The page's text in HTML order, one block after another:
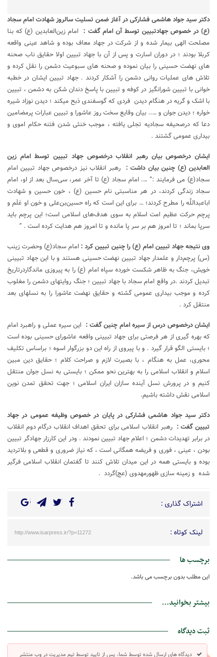
دکتر سید جواد هاشمی فشارکی در آغاز ضمن تسلیت سالروز شهادت امام سجاد
(ع) در خصوص جهادتبیین توسط آن امام گفت : امام زین‌العابدین (ع) که بنا
مصلحت الهی بیمار شده و از شرکت در جهاد معاف بوده و شاهد عینی واقعه
کربلا بودند ؛ در دوران اسارت و پس از آن با جهاد تبیین اولا حقایق ناب صحنه
های نهضت حسینی را بیان نموده و صحنه های سبوعیت دشمن را نقل کرده و
تلاش های عملیات روانی دشمن را آشکار کردند . جهاد تبیین ایشان در خطبه
خوانی با تبیین شورانگیز در کوفه و تبیین با پاسخ دندان شکن به دشمن ، تبیین
با اشک و گریه در هنگام دیدن فردی که گوسفندی ذبح میکند ؛ دیدن نوزاد شیره
خواره ؛ دیدن جوان و ….. بیان وقایع سخت روز عاشورا و تبیین عبارات پرمضامین
دعا که درصحیفه سجادیه تجلی یافته ، موجب خنثی شدن فتنه حکام اموی و
بیداری عمومی گشتند .
ایشان درخصوص بیان رهبر انقلاب درخصوص جهاد تبیین توسط امام زین
العابدین (ع) چنین بیان داشت : رهبر انقلاب نیز درخصوص جهاد تبیین امام
سجاد(ع) می فرمایند :” …. امام سجاد (ع) تا آخر عمر، سی‌سال بعد از او، امام
سجاد زندگی کردند، در هر مناسبتی نام حسین (ع) ، خون حسین و شهادت
اباعبداللَّه را مطرح کردند؛ … برای این است که راه حسین‌بن‌علی و خون او عَلَم و
پرچم حرکت عظیم امت اسلام به سوی هدف‌های اسلامی است؛ این پرچم باید
سرپا بماند ؛ تا امروز هم بر سر پا مانده و تا امروز هم هدایت کرده است . ”
وی نتیجه جهاد تبیین امام (ع) را چنین تبیین کرد : امام سجاد(ع) وحضرت زینب
(س) پرچم‌دار و علمدار جهاد تبیین نهضت حسینی هستند و با این جهاد تبیینی
خویش، جنگ به ظاهر شکست خورده سپاه امام (ع) را به پیروزی ماندگاردرتاریخ
تبدیل کردند .در واقع امام سجاد با جهاد تبیین ؛ جنگ روایتهای دشمن را مغلوب
کرده و موجب بیداری عمومی گشته و حقایق نهضت عاشورا را به نسلهای بعد
منتقل کرد .
ایشان درخصوص درس از سیره امام چنین گفت : این سیره عملی و راهبرد امام
که بهره گیری از هر فرصتی برای جهاد تبیینی واقعه عاشورای حسینی بوده است
؛ بایستی الگو قرار گیرد . و با پیروی از راه این دو بزرگوار اسوه ؛ براساس تکلیف
محوری، عمل به هنگام ، با بصیرت لازم و صراحت کلام ؛ حقایق دین مبین
اسلام و انقلاب اسلامی را به بهترین نحو ممکن ؛ بایستی به نسل جوان منتقل
کنیم و در پرورش نسل آینده سازان ایران اسلامی ؛ جهت تحقق تمدن نوین
اسلامی نقش داشته باشیم.
دکتر سید جواد هاشمی فشارکی در پایان در خصوص وظیفه عمومی در جهاد
تبیین گفت : رهبر انقلاب اسلامی برای تحقق اهداف انقلاب درگام دوم انقلاب
در برابر تهدیدات دشمن ؛ اعلام جهاد تبیین نمودند . ودر این کارزار جهادگر تبیین
بودن ، عینی ، فوری و فریضه همگانی است ، که نیاز ضروری و قطعی و بلاتردید
بوده و بایستی همه در این میدان تلاش کنند تا گفتمان انقلاب اسلامی فرگیر
شده و زمینه سازی ظهورمهدوی (عج)گردد .
اشتراک گذاری :
لینک کوتاه : http://www.isarpress.ir/?p=11272
برچسب ها
این مطلب بدون برچسب می باشد.
بیشتر بخوانید...
ثبت دیدگاه
دیدگاه های ارسال شده توسط شما، پس از تایید توسط تیم مدیریت در وب منتشر